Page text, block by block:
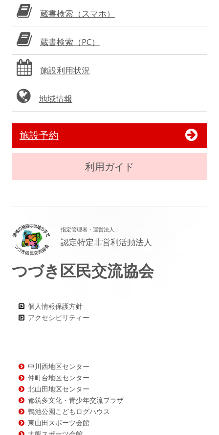
蔵書検索（スマホ）
蔵書検索（PC）
施設利用状況
地域情報
施設予約
利用ガイド
ッ
タ
ー・
ン
テ
指定管理者・運営法人：
認定特定非営利活動法人
つづき区民交流協会
個人情報保護方針
アクセシビリティー
中川西地区センター
仲町台地区センター
北山田地区センター
都筑多文化・青少年交流プラザ
鴨池公園こどもログハウス
東山田スポーツ会館